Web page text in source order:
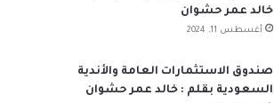
خالد عمر حشوان
أغسطس 11, 2024
صندوق الاستثمارات العامة والأندية
السعودية بقلم : خالد عمر حشوان